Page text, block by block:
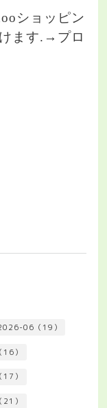
ショッピン
ます.→プロ
06（19）
）
）
）